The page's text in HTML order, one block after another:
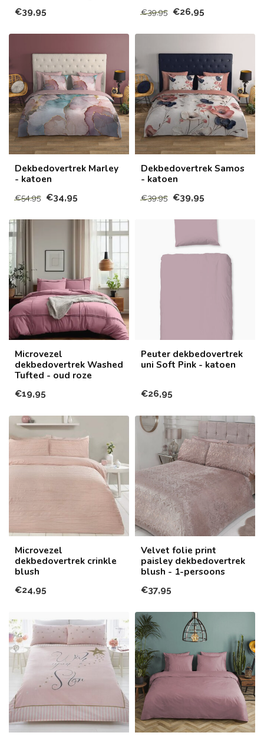
€39,95 €39,95 €26,95
Dekbedovertrek Marley
- katoen
€54,95 €34,95
Dekbedovertrek Samos
- katoen
€39,95 €39,95
Microvezel
dekbedovertrek Washed
Tufted - oud roze
€19,95
Peuter dekbedovertrek
uni Soft Pink - katoen
€26,95
Microvezel
dekbedovertrek crinkle
blush
€24,95
Velvet folie print
paisley dekbedovertrek
blush - 1-persoons
€37,95